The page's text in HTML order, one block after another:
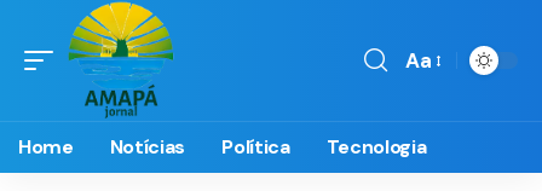
Font
Aa
Home Notícias Política Tecnologia